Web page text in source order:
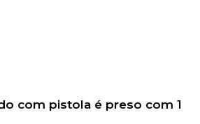
com pistola é preso com 1